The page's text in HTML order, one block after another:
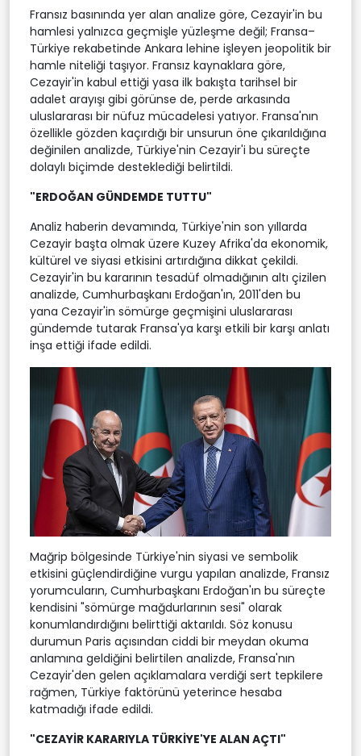
Fransız basınında yer alan analize göre, Cezayir'in bu
hamlesi yalnızca geçmişle yüzleşme değil; Fransa–
Türkiye rekabetinde Ankara lehine işleyen jeopolitik bir
hamle niteliği taşıyor. Fransız kaynaklara göre,
Cezayir'in kabul ettiği yasa ilk bakışta tarihsel bir
adalet arayışı gibi görünse de, perde arkasında
uluslararası bir nüfuz mücadelesi yatıyor. Fransa'nın
özellikle gözden kaçırdığı bir unsurun öne çıkarıldığına
değinilen analizde, Türkiye'nin Cezayir'i bu süreçte
dolaylı biçimde desteklediği belirtildi.
"ERDOĞAN GÜNDEMDE TUTTU"
Analiz haberin devamında, Türkiye'nin son yıllarda
Cezayir başta olmak üzere Kuzey Afrika'da ekonomik,
kültürel ve siyasi etkisini artırdığına dikkat çekildi.
Cezayir'in bu kararının tesadüf olmadığının altı çizilen
analizde, Cumhurbaşkanı Erdoğan'ın, 2011'den bu
yana Cezayir'in sömürge geçmişini uluslararası
gündemde tutarak Fransa'ya karşı etkili bir karşı anlatı
inşa ettiği ifade edildi.
Mağrip bölgesinde Türkiye'nin siyasi ve sembolik
etkisini güçlendirdiğine vurgu yapılan analizde, Fransız
yorumcuların, Cumhurbaşkanı Erdoğan'ın bu süreçte
kendisini "sömürge mağdurlarının sesi" olarak
konumlandırdığını belirttiği aktarıldı. Söz konusu
durumun Paris açısından ciddi bir meydan okuma
anlamına geldiğini belirtilen analizde, Fransa'nın
Cezayir'den gelen açıklamalara verdiği sert tepkilere
rağmen, Türkiye faktörünü yeterince hesaba
katmadığı ifade edildi.
"CEZAYİR KARARIYLA TÜRKİYE'YE ALAN AÇTI"